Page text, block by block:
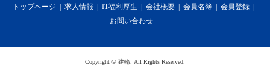
す。
ービス提供の中断）及び第14条（本サービス提供
トップページ 求人情報 IT福利厚生 会社概要 会員名簿
会員登録
お問い合わせ
Copyright © 建輪. All Rights Reserved.